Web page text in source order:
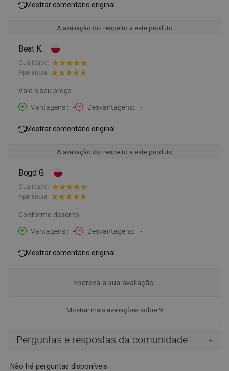
Mostrar comentário original
A avaliação diz respeito a este produto
Beat K.
Qualidade:
Aparência:
Vale o seu preço
Vantagens:
- Desvantagens: -
Mostrar comentário original
A avaliação diz respeito a este produto
Bogd G.
Qualidade:
Aparência:
Conforme descrito
Vantagens:
- Desvantagens: -
Mostrar comentário original
Mostrar mais avaliações sobre 9
Escreva a sua avaliação.
Perguntas e respostas da comunidade
Não há perguntas disponíveis.